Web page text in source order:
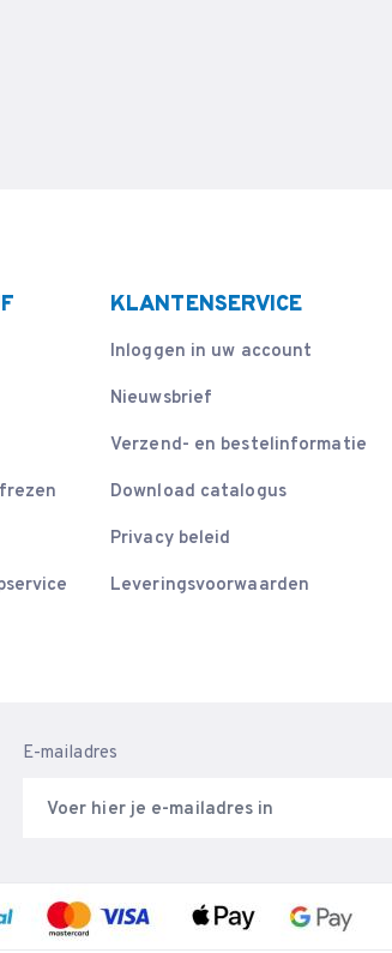
KLANTENSERVICE
Inloggen in uw account
Nieuwsbrief
Verzend- en bestelinformatie
Download catalogus
Privacy beleid
Leveringsvoorwaarden
E-mailadres